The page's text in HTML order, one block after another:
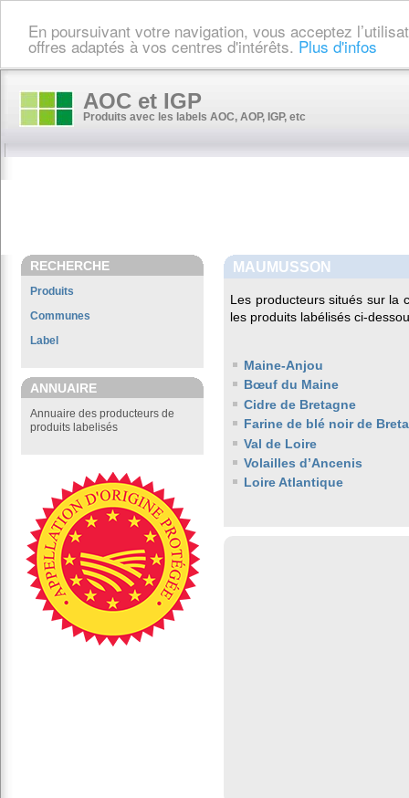
En poursuivant votre navigation, vous acceptez
offres adaptés à vos centres d'intérêts. Plus d'infos
AOC et IGP
Produits avec les labels AOC, AOP, IGP, etc
RECHERCHE
Produits
Communes
Label
ANNUAIRE
Annuaire des producteurs de
produits labelisés
MAUMUSSON
Les producteurs situés sur la
les produits labélisés ci-
Maine-Anjou
Bœuf du Maine
Cidre de Bretagne
Farine de blé noir de
Val de Loire
Volailles d’Ancenis
Loire Atlantique